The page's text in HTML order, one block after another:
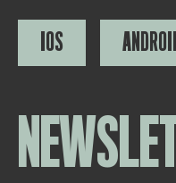
IOS